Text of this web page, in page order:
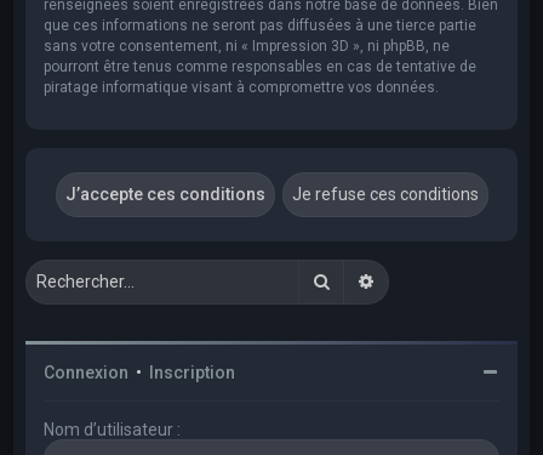
renseignées soient enregistrées dans notre base de données. Bien
que ces informations ne seront pas diffusées à une tierce partie
sans votre consentement, ni « Impression 3D », ni phpBB, ne
pourront être tenus comme responsables en cas de tentative de
piratage informatique visant à compromettre vos données.
RechercherRecherche avancée
Connexion • Inscription
Nom d’utilisateur :